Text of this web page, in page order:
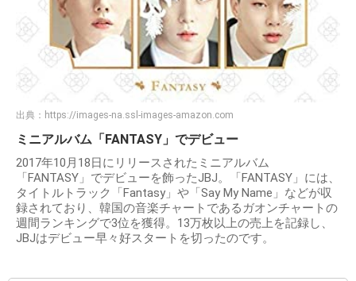
出典： https://images-na.ssl-images-amazon.com
ミニアルバム「FANTASY」でデビュー
2017年10月18日にリリースされたミニアルバム
「FANTASY」でデビューを飾ったJBJ。「FANTASY」には、
タイトルトラック「Fantasy」や「Say My Name」などが収
録されており、韓国の音楽チャートであるガオンチャートの
週間ランキングで3位を獲得。13万枚以上の売上を記録し、
JBJはデビュー早々好スタートを切ったのです。